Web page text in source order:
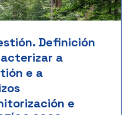
Definición
a
e a
e